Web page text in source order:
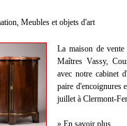
, Meubles et objets d'art
La maison de
Maîtres Vassy,
avec notre cabinet
paire d'encoignures
juillet à Clermont-
» En savoir plus